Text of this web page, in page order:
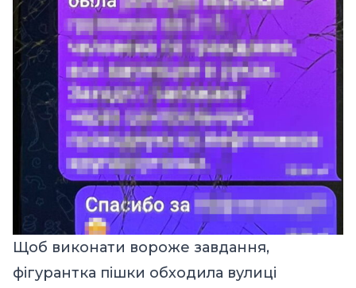
Щоб виконати вороже завдання,
фігурантка пішки обходила вулиці